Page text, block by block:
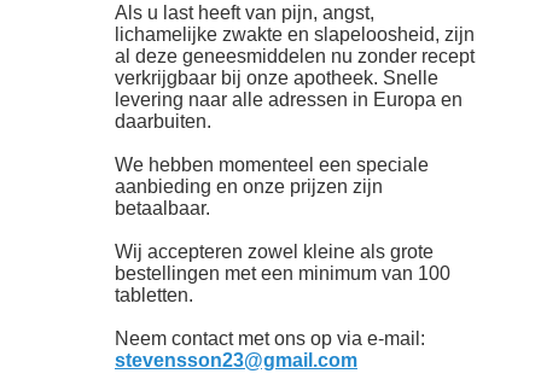
Als u last heeft van pijn, angst,
lichamelijke zwakte en slapeloosheid, zijn
al deze geneesmiddelen nu zonder recept
verkrijgbaar bij onze apotheek. Snelle
levering naar alle adressen in Europa en
daarbuiten.
We hebben momenteel een speciale
aanbieding en onze prijzen zijn
betaalbaar.
Wij accepteren zowel kleine als grote
bestellingen met een minimum van 100
tabletten.
Neem contact met ons op via e-mail:
stevensson23@gmail.com